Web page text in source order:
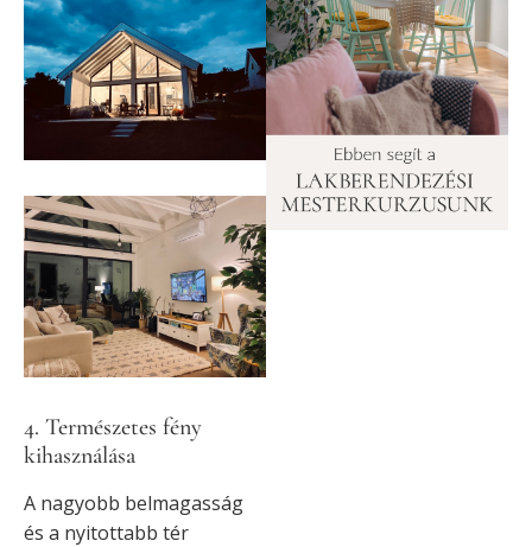
4. Természetes fény
kihasználása
A nagyobb belmagasság
és a nyitottabb tér